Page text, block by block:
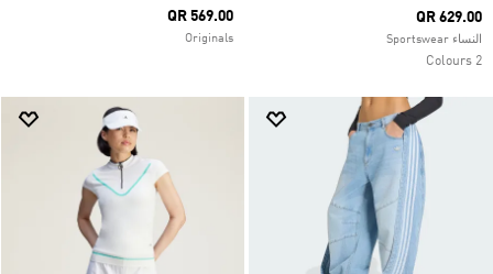
QR 629.00
النساء Sportswear
2 Colours
QR 569.00
Originals